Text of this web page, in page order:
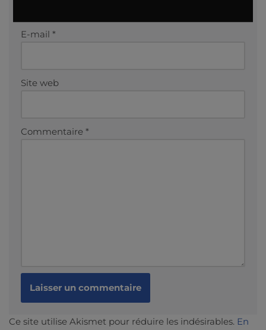
E-mail *
Site web
Commentaire *
Ce site utilise Akismet pour réduire les indésirables. En